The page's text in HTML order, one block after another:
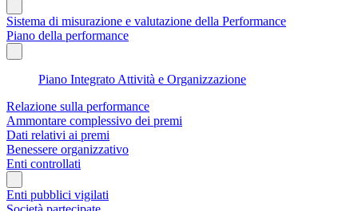
Sistema di misurazione e valutazione della Performance
Piano della performance
Piano Integrato Attività e Organizzazione
Relazione sulla performance
Ammontare complessivo dei premi
Dati relativi ai premi
Benessere organizzativo
Enti controllati
Enti pubblici vigilati